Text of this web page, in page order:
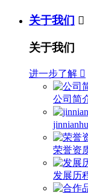
关于我们 
关于我们
进一步了解 
公司简
荣誉资
发展历